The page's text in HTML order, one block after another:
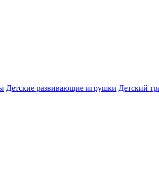
Детские развивающие игрушки Детский